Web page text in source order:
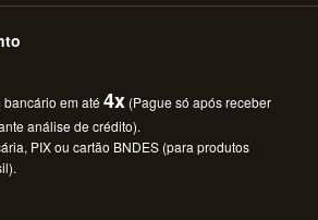
bancário em até4x (Pague só após receber
análise de crédito).
PIX ou cartão BNDES (para produtos